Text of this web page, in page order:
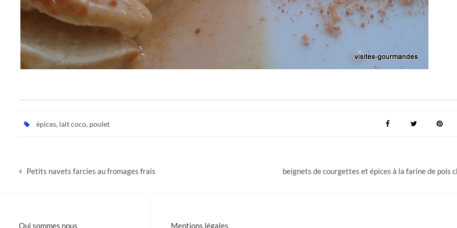
épices, lait coco, poulet
Petits navets farcies au fromages frais beignets de courgettes et épices à la farine de pois
Qui sommes nous Mentions légales